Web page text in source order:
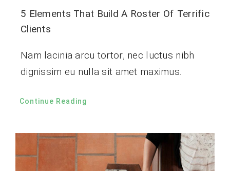
5 Elements That Build A Roster Of Terrific
Clients
Nam lacinia arcu tortor, nec luctus nibh
dignissim eu nulla sit amet maximus.
Continue Reading